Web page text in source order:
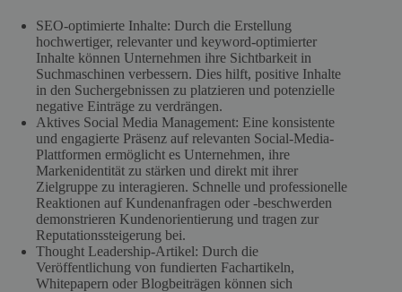
SEO-optimierte Inhalte: Durch die Erstellung
hochwertiger, relevanter und keyword-optimierter
Inhalte können Unternehmen ihre Sichtbarkeit in
Suchmaschinen verbessern. Dies hilft, positive Inhalte
in den Suchergebnissen zu platzieren und potenzielle
negative Einträge zu verdrängen.
Aktives Social Media Management: Eine konsistente
und engagierte Präsenz auf relevanten Social-Media-
Plattformen ermöglicht es Unternehmen, ihre
Markenidentität zu stärken und direkt mit ihrer
Zielgruppe zu interagieren. Schnelle und professionelle
Reaktionen auf Kundenanfragen oder -beschwerden
demonstrieren Kundenorientierung und tragen zur
Reputationssteigerung bei.
Thought Leadership-Artikel: Durch die
Veröffentlichung von fundierten Fachartikeln,
Whitepapern oder Blogbeiträgen können sich